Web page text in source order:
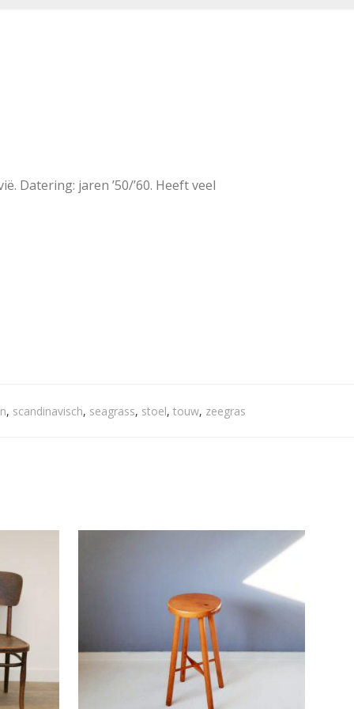
Datering: jaren ’50/’60. Heeft veel
, scandinavisch, seagrass, stoel, touw, zeegras